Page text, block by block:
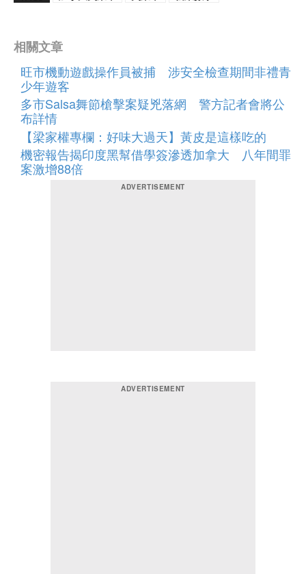
相關文章
旺市機動遊戲操作員被捕 涉安全檢查期間非禮青
少年遊客
多市Salsa舞節槍擊案疑兇落網 警方記者會將公
布詳情
【梁家權專欄：好味大過天】黃皮是這樣吃的
機密報告揭印度黑幫借學簽滲透加拿大 八年間罪
案激增88倍